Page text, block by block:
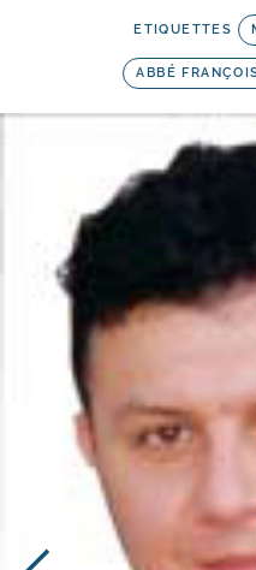
ETIQUETTES
ABBÉ